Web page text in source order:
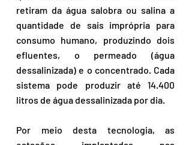
retiram da água salobra ou salina a
quantidade de sais imprópria para
consumo humano, produzindo dois
efluentes, o permeado (água
dessalinizada) e o concentrado. Cada
sistema pode produzir até 14.400
litros de água dessalinizada por dia.
Por meio desta tecnologia, as